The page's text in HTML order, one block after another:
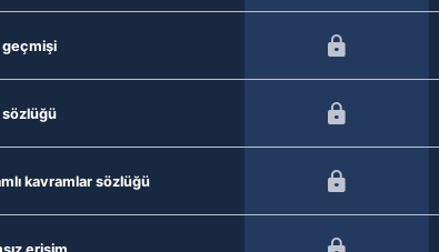
geçmişi
kavramlar sözlüğü
erişim